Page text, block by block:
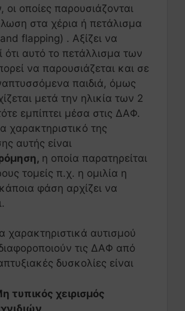
οι οποίες παρουσιάζονται
στα χέρια ή πετάλισμα
flapping) . Αξίζει να
ότι αυτό το πετάλλισμα των
να παρουσιάζεται και σε
παιδιά, όμως
μετά την ηλικία των 2
εμπίπτει μέσα στις ΔΑΦ.
χαρακτηριστικό της
αυτής είναι
η οποία παρατηρείται
τομείς π.χ. η ομιλία η
φάση αρχίζει να
χαρακτηριστικά αυτισμού
τις ΔΑΦ από
δυσκολίες είναι
τυπικός χειρισμός